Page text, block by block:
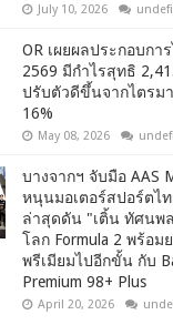
July 10, 2026
OR เผยผลประกอบกา
2569 มีกำไรสุทธิ
ปรับตัวดีขึ้นจากไตรม
16%
May 08, 2026
บางจากฯ จับมือ AAS
หนุนมอเตอร์สปอร์ตไท
ล่าสุดดัน "เติ้น ทัศนพ
โลก Formula 2 พร้อ
พรีเมียมไปอีกขั้น กับ
Premium 98+ Plus
April 20, 2026